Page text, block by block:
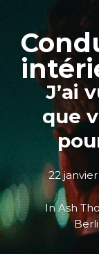
J’ai
que
22 janvier
InAsh